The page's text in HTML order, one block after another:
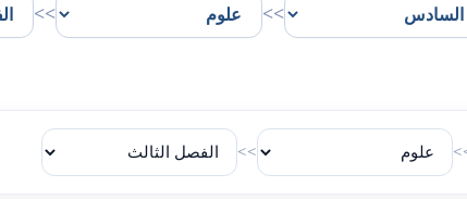
>>
>>
>>